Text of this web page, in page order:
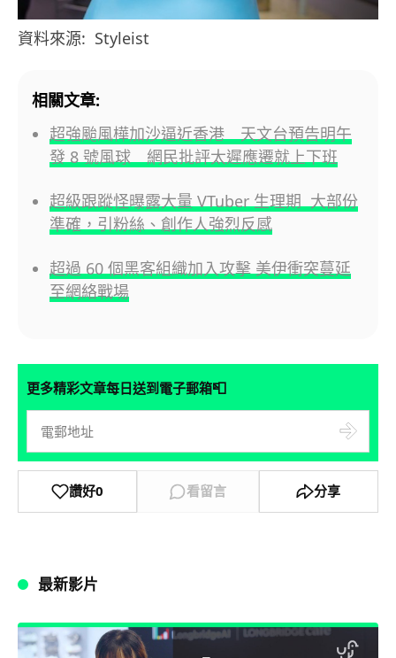
資料來源: Styleist
相關文章:
超強颱風樺加沙逼近香港 天文台預告明午
發 8 號風球 網民批評太遲應遷就上下班
超級跟蹤怪曝露大量 VTuber 生理期 大部份
準確，引粉絲、創作人強烈反感
超過 60 個黑客組織加入攻擊 美伊衝突蔓延
至網絡戰場
更多精彩文章每日送到電子郵箱📮
讚好0 看留言 分享
最新影片